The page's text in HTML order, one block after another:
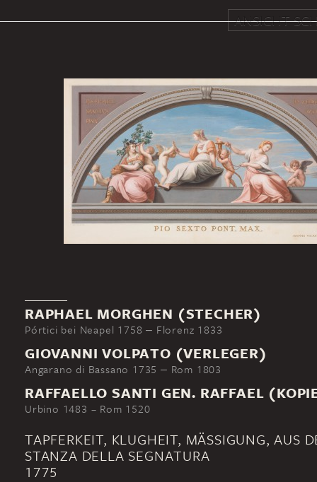
ANSICHT
RAPHAEL MORGHEN (STECHER)
Pórtici bei Neapel 1758 ‒ Florenz 1833
GIOVANNI VOLPATO (VERLEGER)
Angarano di Bassano 1735 ‒ Rom 1803
RAFFAELLO SANTI GEN. RAFFAEL
Urbino 1483 – Rom 1520
TAPFERKEIT, KLUGHEIT, MÄSSIGUNG, AUS
TANZA DELLA SEGNATURA
1775